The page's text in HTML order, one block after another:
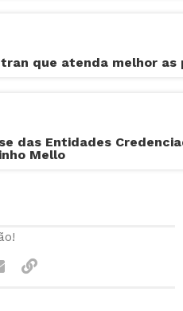
que atenda melhor as
das Entidades
Mello